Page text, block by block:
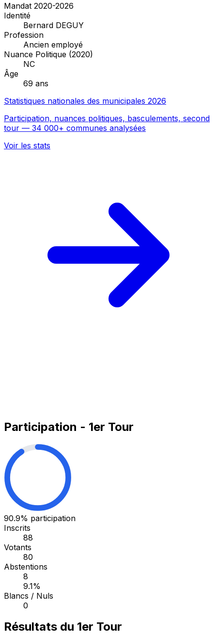
Mandat 2020-2026
Identité
Bernard DEGUY
Profession
Ancien employé
Nuance Politique (2020)
NC
Âge
69 ans
Statistiques nationales des municipales 2026
Participation, nuances politiques, basculements, second
tour — 34 000+ communes analysées
Voir les stats
Participation - 1er Tour
90.9% participation
Inscrits
88
Votants
80
Abstentions
8
9.1%
Blancs / Nuls
0
Résultats du 1er Tour